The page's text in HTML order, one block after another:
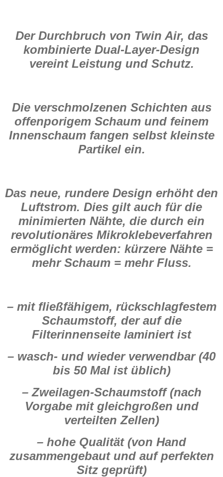
Der Durchbruch von Twin Air, das
kombinierte Dual-Layer-Design
vereint Leistung und Schutz.
Die verschmolzenen Schichten aus
offenporigem Schaum und feinem
Innenschaum fangen selbst kleinste
Partikel ein.
Das neue, rundere Design erhöht den
Luftstrom. Dies gilt auch für die
minimierten Nähte, die durch ein
revolutionäres Mikroklebeverfahren
ermöglicht werden: kürzere Nähte =
mehr Schaum = mehr Fluss.
– mit fließfähigem, rückschlagfestem
Schaumstoff, der auf die
Filterinnenseite laminiert ist
– wasch- und wieder verwendbar (40
bis 50 Mal ist üblich)
– Zweilagen-Schaumstoff (nach
Vorgabe mit gleichgroßen und
verteilten Zellen)
– hohe Qualität (von Hand
zusammengebaut und auf perfekten
Sitz geprüft)